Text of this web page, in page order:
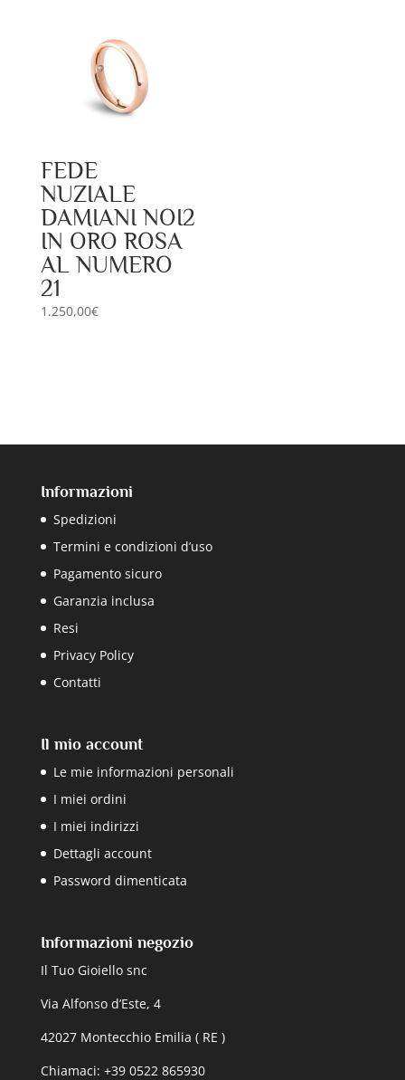
FEDE
NUZIALE
DAMIANI NOI2
IN ORO ROSA
AL NUMERO
21
1.250,00€
Informazioni
Spedizioni
Termini e condizioni d’uso
Pagamento sicuro
Garanzia inclusa
Resi
Privacy Policy
Contatti
Il mio account
Le mie informazioni personali
I miei ordini
I miei indirizzi
Dettagli account
Password dimenticata
Informazioni negozio
Il Tuo Gioiello snc
Via Alfonso d’Este, 4
42027 Montecchio Emilia ( RE )
Chiamaci: +39 0522 865930